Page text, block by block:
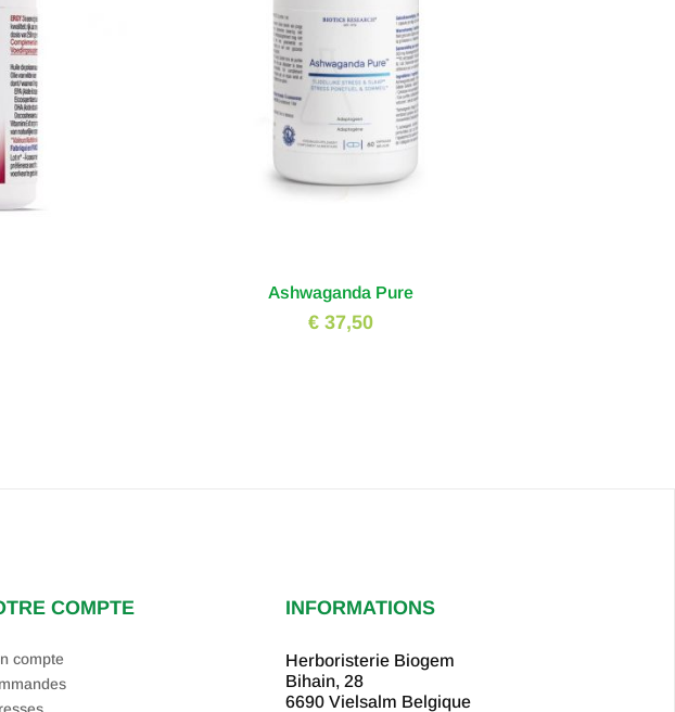
Ashwaganda Pure
€ 37,50
COMPTE
compte
INFORMATIONS
Herboristerie Biogem
Bihain, 28
6690 Vielsalm Belgique